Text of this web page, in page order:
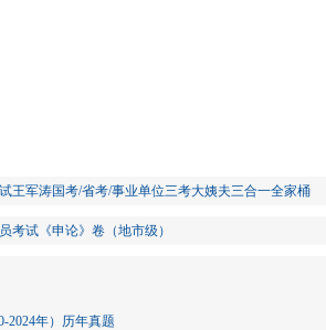
王军涛国考/省考/事业单位三考大姨夫三合一全家桶
考试《申论》卷（地市级）
2024年）历年真题